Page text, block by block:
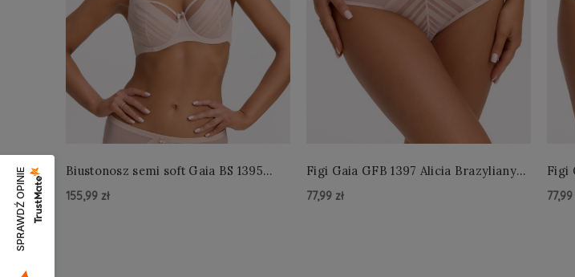
Biustonosz semi soft Gaia BS 1395
155,99 zł
Figi Gaia GFB 1397 Alicia Brazyliany
77,99 zł
Figi
77,99
SPRAWDŹ OPINIE